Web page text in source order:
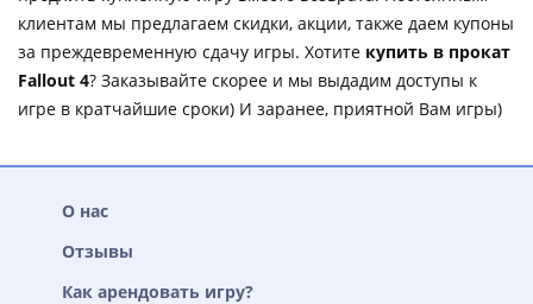
клиентам мы предлагаем скидки, акции, также даем купоны
за преждевременную сдачу игры. Хотите купить в прокат
Fallout 4? Заказывайте скорее и мы выдадим доступы к
игре в кратчайшие сроки) И заранее, приятной Вам игры)
О нас
Отзывы
Как арендовать игру?